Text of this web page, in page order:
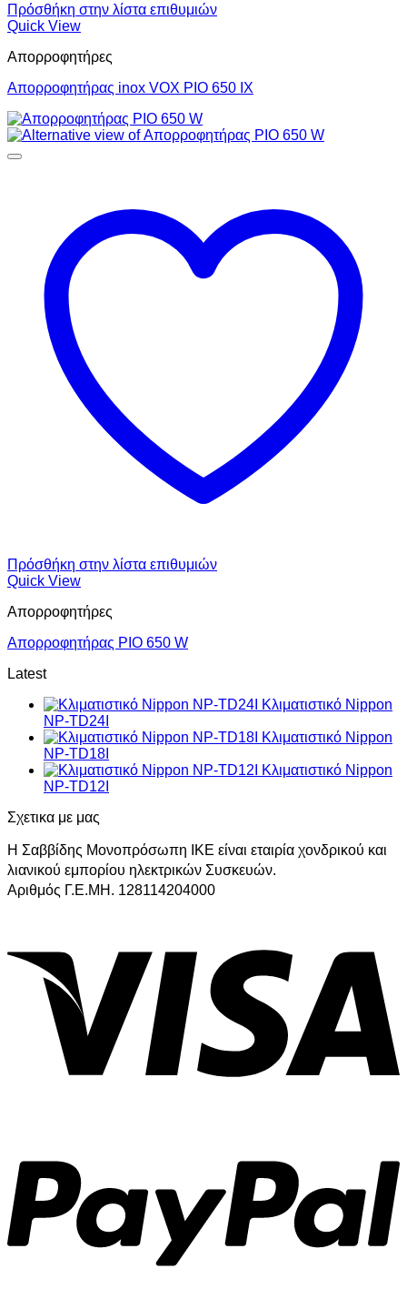
Πρόσθήκη στην λίστα επιθυμιών
Quick View
Απορροφητήρες
Απορροφητήρας inox VOX PIO 650 IX
Πρόσθήκη στην λίστα επιθυμιών
Quick View
Απορροφητήρες
Απορροφητήρας PIO 650 W
Latest
Κλιματιστικό Nippon
NP-TD24I
Κλιματιστικό Nippon
NP-TD18I
Κλιματιστικό Nippon
NP-TD12I
Σχετικα με μας
Η Σαββίδης Μονοπρόσωπη ΙΚΕ είναι εταιρία χονδρικού και
λιανικού εμπορίου ηλεκτρικών Συσκευών.
Αριθμός Γ.Ε.ΜΗ. 128114204000